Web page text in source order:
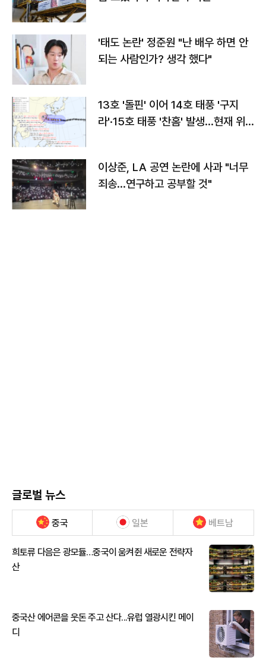
'태도 논란' 정준원 "난 배우 하면 안
되는 사람인가? 생각 했다"
13호 '돌핀' 이어 14호 태풍 '구지
라'·15호 태풍 '찬홈' 발생…현재 위
이상준, LA 공연 논란에 사과 "너무
죄송…연구하고 공부할 것"
글로벌 뉴스
중국 일본 베트남
희토류 다음은 광모듈…중국이 움켜쥔 새로운 전략자
산
중국산 에어콘을 웃돈 주고 산다...유럽 열광시킨 메이
디